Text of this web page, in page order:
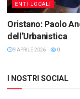
ENTI LOCALI
Oristano: Paolo
dell’Urbanistica
9 APRILE 2026 0
I NOSTRI SOCIAL